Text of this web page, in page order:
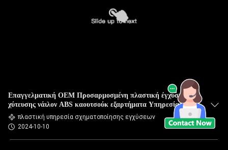
Επαγγελματική OEM Προσαρμοσμένη πλαστική έγχυση
χύτευσης νάιλον ABS καουτσούκ εξαρτήματα Υπηρεσία
πλαστική υπηρεσία σχηματοποίησης εγχύσεων
2024-10-10